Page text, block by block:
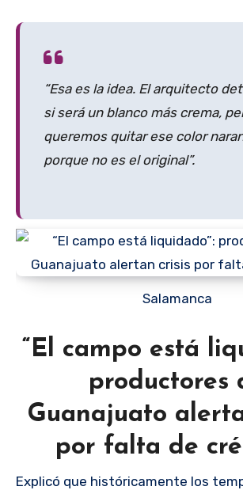
“Esa es la idea. El arquitecto
si será un blanco más crema,
queremos quitar ese color
porque no es el original”.
Salamanca
“El campo está
productores
Guanajuato
por falta de
Explicó que históricamente los